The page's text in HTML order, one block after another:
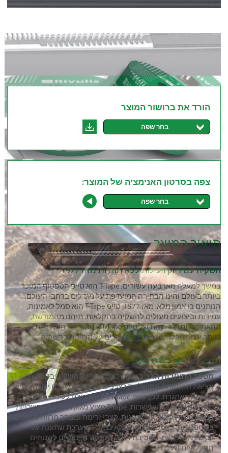
הורד את ברושור המוצר
בחר שפה
צפה בסרטון האנימציה של המוצר:
בחר שפה
תיאור המוצר
השקיה עם דיוק ויעילות ללא תחרות מאז 1977
במשך למעלה מארבעה עשורים, T-Tape הוא טייפ הטפטוף המוכר
ביותר בעולם והינו הבחירה המועדפת על מגדלים ברחבי העולם,
הנותנים בו אמון מלא. מאז 1977, טייפ T-Tape הוא סמל לאמינות,
עמידות וביצועים מעולים להשקיה בחקלאות. תיהנו מהמורשת,
מהאמינות ומהחדשנות של טייפ T-Tape – האופציה המועדפת והיעילה
ביותר עבור חקלאים שאינם מתפשרים על מצוינות בהשקיה.
תכונות ויתרונות מרכזיים:
מספר התצורות הרב ביותר:כשמדובר על השקיה בטפטוף,
מציאת ההתאמה המושלמת לצרכים הייחודיים שלכם יכולה להיות
משימה מאתגרת. לכן, טייפ Rivulis T-Tape בולט לעומת מוצרים
מתחרים, ואינו דורש פשרות. T-Tape מציע מגוון רחב של אפשרויות
במגוון מידות קוטר, עובי דפנות, קצבי זרימה ומבחר מרווחים שונים
בין טפטפות. באפשרותכם להתאים את המערכת שתענה על
דרישות הגידולים, הסביבה ותנאי הקרקע הייחודיים לשטחים
החקלאיים שלכם.